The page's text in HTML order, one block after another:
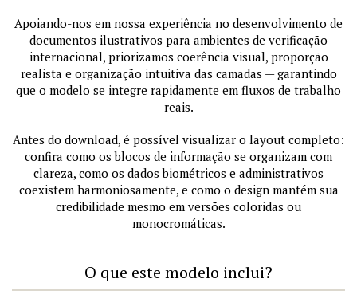
Apoiando-nos em nossa experiência no desenvolvimento de
documentos ilustrativos para ambientes de verificação
internacional, priorizamos coerência visual, proporção
realista e organização intuitiva das camadas — garantindo
que o modelo se integre rapidamente em fluxos de trabalho
reais.
Antes do download, é possível visualizar o layout completo:
confira como os blocos de informação se organizam com
clareza, como os dados biométricos e administrativos
coexistem harmoniosamente, e como o design mantém sua
credibilidade mesmo em versões coloridas ou
monocromáticas.
O que este modelo inclui?